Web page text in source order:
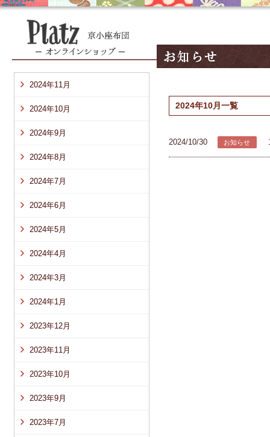
2024年11月
2024年10月
2024年9月
2024年8月
2024年7月
2024年6月
2024年5月
2024年4月
2024年3月
2024年1月
2023年12月
2023年11月
2023年10月
2023年9月
2023年7月
2024年10月一覧
2024/10/30 お知らせ